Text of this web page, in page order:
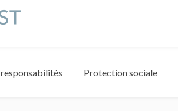
Protection sociale